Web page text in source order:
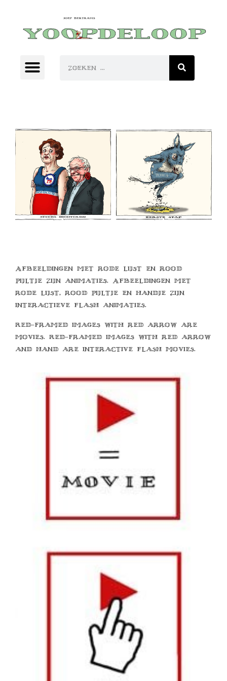
Afbeeldingen met rode lijst en rood
pijltje zijn animaties. Afbeeldingen met
rode lijst, rood pijltje en handje zijn
interactieve flash animaties.
Red-framed images with red arrow are
movies. Red-framed images with red arrow
and hand are interactive flash movies.